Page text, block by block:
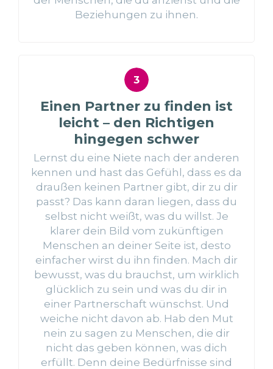
Beziehungen zu ihnen.
Einen Partner zu finden ist
leicht – den Richtigen
hingegen schwer
Lernst du eine Niete nach der anderen
kennen und hast das Gefühl, dass es da
draußen keinen Partner gibt, dir zu dir
passt? Das kann daran liegen, dass du
selbst nicht weißt, was du willst. Je
klarer dein Bild vom zukünftigen
Menschen an deiner Seite ist, desto
einfacher wirst du ihn finden. Mach dir
bewusst, was du brauchst, um wirklich
glücklich zu sein und was du dir in
einer Partnerschaft wünschst. Und
weiche nicht davon ab. Hab den Mut
nein zu sagen zu Menschen, die dir
nicht das geben können, was dich
erfüllt. Denn deine Bedürfnisse sind